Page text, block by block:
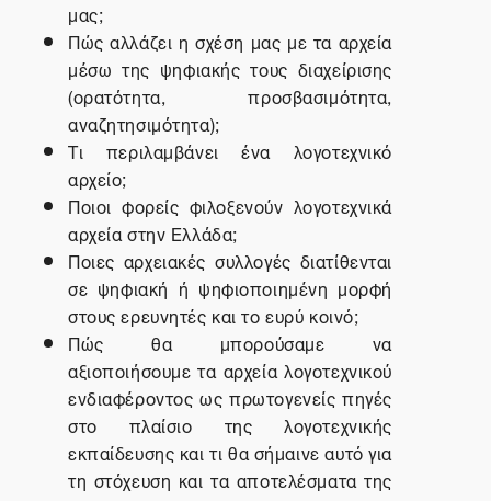
μας;
Πώς αλλάζει η σχέση μας με τα αρχεία
μέσω της ψηφιακής τους διαχείρισης
(ορατότητα, προσβασιμότητα,
αναζητησιμότητα);
Τι περιλαμβάνει ένα λογοτεχνικό
αρχείο;
Ποιοι φορείς φιλοξενούν λογοτεχνικά
αρχεία στην Ελλάδα;
Ποιες αρχειακές συλλογές διατίθενται
σε ψηφιακή ή ψηφιοποιημένη μορφή
στους ερευνητές και το ευρύ κοινό;
Πώς θα μπορούσαμε να
αξιοποιήσουμε τα αρχεία λογοτεχνικού
ενδιαφέροντος ως πρωτογενείς πηγές
στο πλαίσιο της λογοτεχνικής
εκπαίδευσης και τι θα σήμαινε αυτό για
τη στόχευση και τα αποτελέσματα της